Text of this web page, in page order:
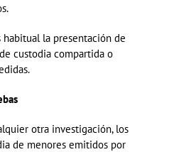
habitual la presentación de
custodia compartida o
otra investigación, los
de menores emitidos por